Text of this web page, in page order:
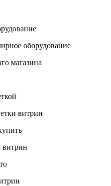
оборудование
магазина
витрин